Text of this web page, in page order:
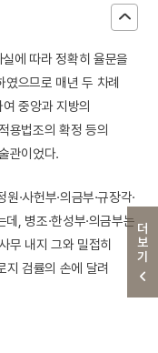
더보기
에 따라 정확히 율문을
였으므로 매년 두 차례
중앙과 지방의
용법조의 확정 등의
관이었다.
·사헌부·의금부·규장각·
, 병조·한성부·의금부는
무 내지 그와 밀접히
검률의 손에 달려